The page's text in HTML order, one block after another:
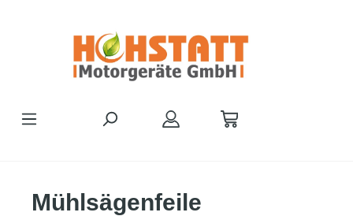
Mühlsägenfeile